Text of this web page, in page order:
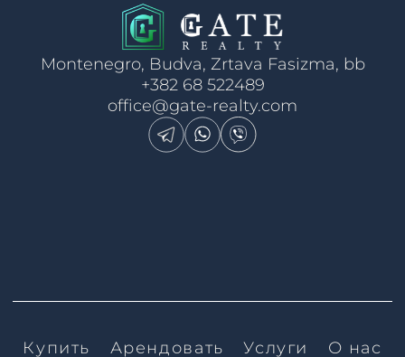
Montenegro, Budva, Zrtava Fasizma, bb
+382 68 522489
office@gate-realty.com
Купить Арендовать Услуги О нас